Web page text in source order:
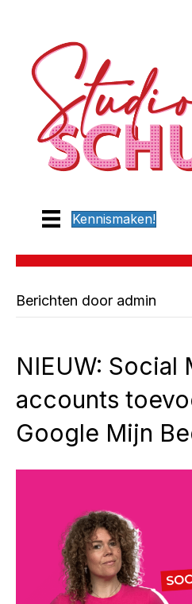
Kennismaken!
Berichten door admin
NIEUW: Social
accounts
Google Mijn